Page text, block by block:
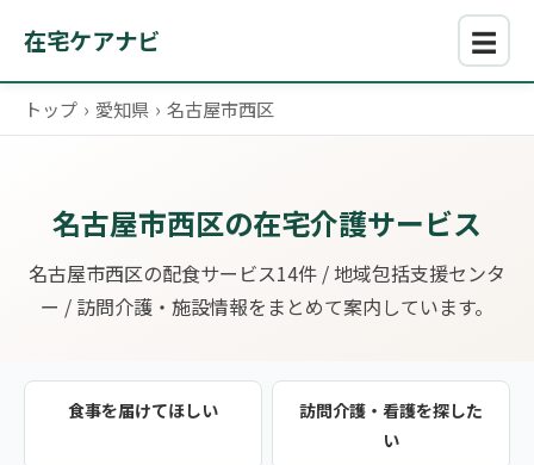
在宅ケアナビ ☰
トップ › 愛知県 › 名古屋市西区
名古屋市西区の在宅介護サービス
名古屋市西区の配食サービス14件 / 地域包括支援センタ
ー / 訪問介護・施設情報をまとめて案内しています。
食事を届けてほしい
訪問介護・看護を探した
い